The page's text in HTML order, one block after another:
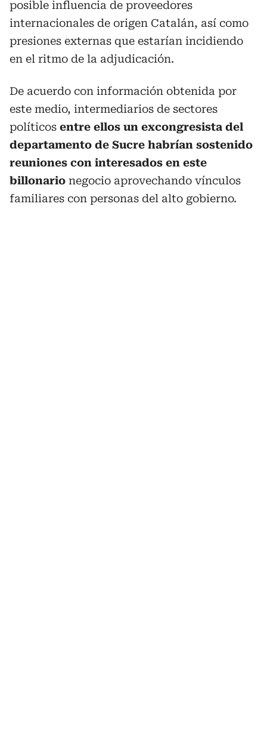
posible influencia de proveedores
internacionales de origen Catalán, así como
presiones externas que estarían incidiendo
en el ritmo de la adjudicación.
De acuerdo con información obtenida por
este medio, intermediarios de sectores
políticos entre ellos un excongresista del
departamento de Sucre habrían sostenido
reuniones con interesados en este
billonario negocio aprovechando vínculos
familiares con personas del alto gobierno.